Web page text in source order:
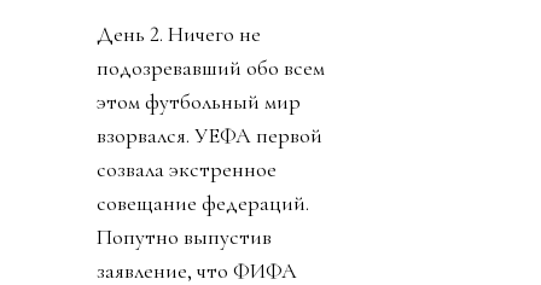
День 2. Ничего не
подозревавший обо всем
этом футбольный мир
взорвался. УЕФА первой
созвала экстренное
совещание федераций.
Попутно выпустив
заявление, что ФИФА